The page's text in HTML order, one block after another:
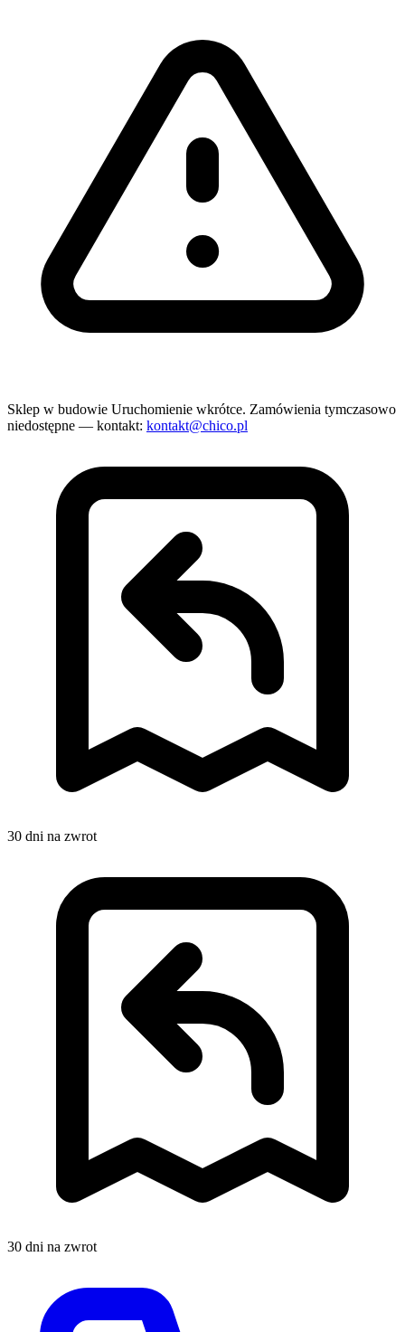
Sklep w budowie Uruchomienie wkrótce. Zamówienia tymczasowo
niedostępne — kontakt: kontakt@chico.pl
30 dni na zwrot
30 dni na zwrot